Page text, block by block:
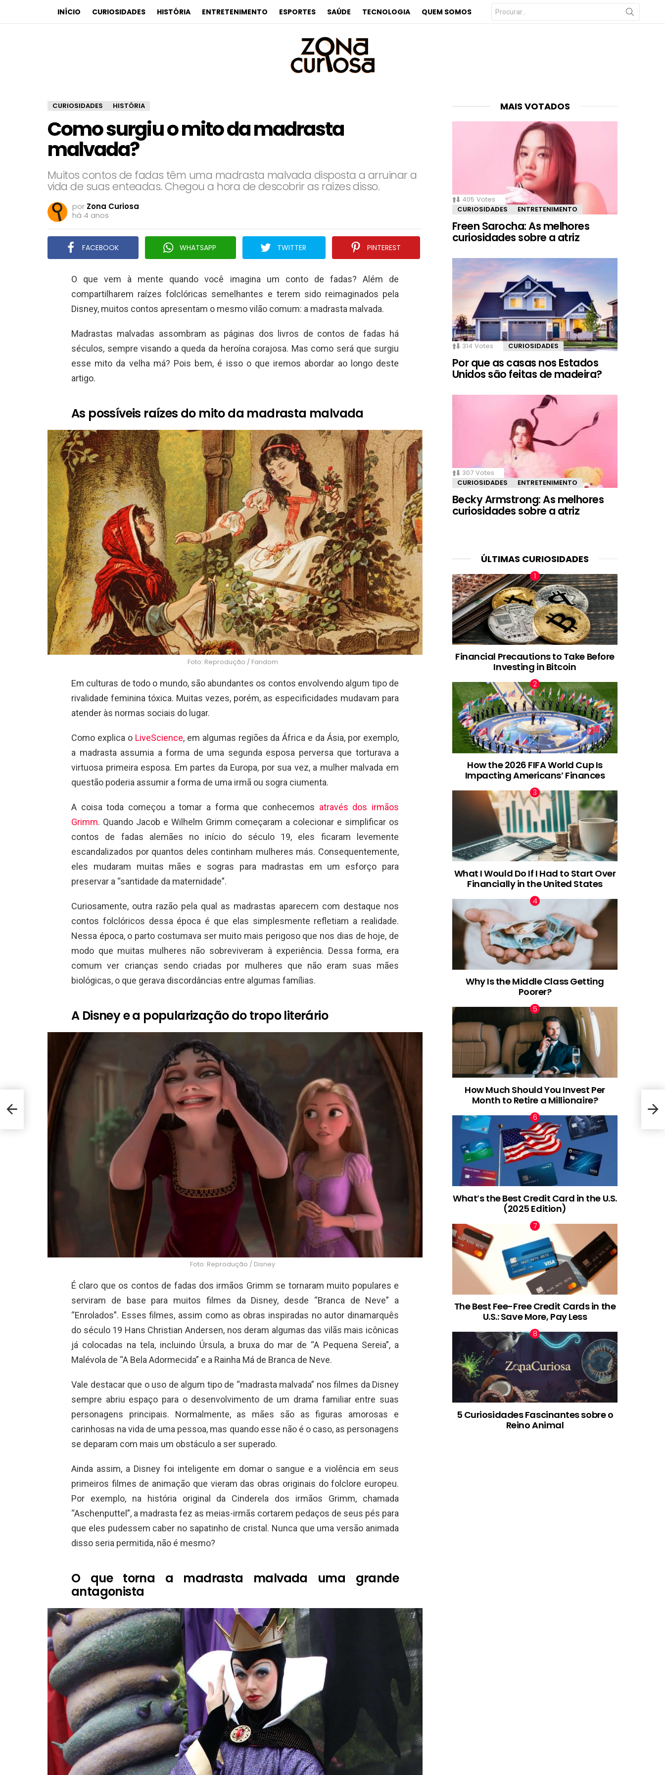
INÍCIO CURIOSIDADES HISTÓRIA ENTRETENIMENTO ESPORTES SAÚDE TECNOLOGIA QUEM SOMOS
Procurar
por:
CURIOSIDADES HISTÓRIA
Como surgiu o mito da madrasta
malvada?
Muitos contos de fadas têm uma madrasta malvada disposta a arruinar a
vida de suas enteadas. Chegou a hora de descobrir as raízes disso.
por Zona Curiosa
há 4 anos
FACEBOOK WHATSAPP TWITTER PINTEREST
O que vem à mente quando você imagina um conto de fadas? Além de
compartilharem raízes folclóricas semelhantes e terem sido reimaginados pela
Disney, muitos contos apresentam o mesmo vilão comum: a madrasta malvada.
Madrastas malvadas assombram as páginas dos livros de contos de fadas há
séculos, sempre visando a queda da heroína corajosa. Mas como será que surgiu
esse mito da velha má? Pois bem, é isso o que iremos abordar ao longo deste
artigo.
As possíveis raízes do mito da madrasta malvada
Foto: Reprodução / Fandom
Em culturas de todo o mundo, são abundantes os contos envolvendo algum tipo de
rivalidade feminina tóxica. Muitas vezes, porém, as especificidades mudavam para
atender às normas sociais do lugar.
Como explica o LiveScience, em algumas regiões da África e da Ásia, por exemplo,
a madrasta assumia a forma de uma segunda esposa perversa que torturava a
virtuosa primeira esposa. Em partes da Europa, por sua vez, a mulher malvada em
questão poderia assumir a forma de uma irmã ou sogra ciumenta.
A coisa toda começou a tomar a forma que conhecemos através dos irmãos
Grimm. Quando Jacob e Wilhelm Grimm começaram a colecionar e simplificar os
contos de fadas alemães no início do século 19, eles ficaram levemente
escandalizados por quantos deles continham mulheres más. Consequentemente,
eles mudaram muitas mães e sogras para madrastas em um esforço para
preservar a “santidade da maternidade”.
Curiosamente, outra razão pela qual as madrastas aparecem com destaque nos
contos folclóricos dessa época é que elas simplesmente refletiam a realidade.
Nessa época, o parto costumava ser muito mais perigoso que nos dias de hoje, de
modo que muitas mulheres não sobreviveram à experiência. Dessa forma, era
comum ver crianças sendo criadas por mulheres que não eram suas mães
biológicas, o que gerava discordâncias entre algumas famílias.
A Disney e a popularização do tropo literário
Foto: Reprodução / Disney
É claro que os contos de fadas dos irmãos Grimm se tornaram muito populares e
serviram de base para muitos filmes da Disney, desde “Branca de Neve” a
“Enrolados”. Esses filmes, assim como as obras inspiradas no autor dinamarquês
do século 19 Hans Christian Andersen, nos deram algumas das vilãs mais icônicas
já colocadas na tela, incluindo Úrsula, a bruxa do mar de “A Pequena Sereia”, a
Malévola de “A Bela Adormecida” e a Rainha Má de Branca de Neve.
Vale destacar que o uso de algum tipo de “madrasta malvada” nos filmes da Disney
sempre abriu espaço para o desenvolvimento de um drama familiar entre suas
personagens principais. Normalmente, as mães são as figuras amorosas e
carinhosas na vida de uma pessoa, mas quando esse não é o caso, as personagens
se deparam com mais um obstáculo a ser superado.
Ainda assim, a Disney foi inteligente em domar o sangue e a violência em seus
primeiros filmes de animação que vieram das obras originais do folclore europeu.
Por exemplo, na história original da Cinderela dos irmãos Grimm, chamada
“Aschenputtel”, a madrasta fez as meias-irmãs cortarem pedaços de seus pés para
que eles pudessem caber no sapatinho de cristal. Nunca que uma versão animada
disso seria permitida, não é mesmo?
O que torna a madrasta malvada uma grande
antagonista
MAIS VOTADOS
405 Votes
CURIOSIDADES
ENTRETENIMENTO
Freen Sarocha: As melhores
curiosidades sobre a atriz
314 Votes CURIOSIDADES
Por que as casas nos Estados
Unidos são feitas de madeira?
307 Votes
CURIOSIDADES
ENTRETENIMENTO
Becky Armstrong: As melhores
curiosidades sobre a atriz
ÚLTIMAS CURIOSIDADES
Financial Precautions to Take Before
Investing in Bitcoin
How the 2026 FIFA World Cup Is
Impacting Americans’ Finances
What I Would Do If I Had to Start Over
Financially in the United States
Why Is the Middle Class Getting
Poorer?
How Much Should You Invest Per
Month to Retire a Millionaire?
What’s the Best Credit Card in the U.S.
(2025 Edition)
The Best Fee-Free Credit Cards in the
U.S.: Save More, Pay Less
5 Curiosidades Fascinantes sobre o
Reino Animal